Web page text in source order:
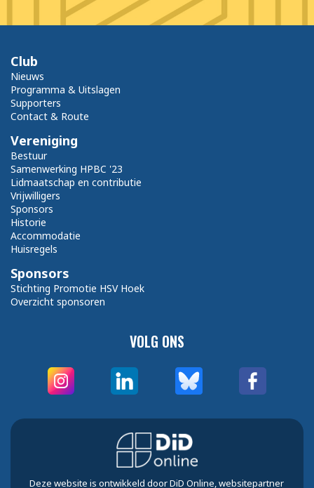
VOLG ONS
Club
Nieuws
Programma & Uitslagen
Supporters
Contact & Route
Vereniging
Bestuur
Samenwerking HPBC '23
Lidmaatschap en contributie
Vrijwilligers
Sponsors
Historie
Accommodatie
Huisregels
Sponsors
Stichting Promotie HSV Hoek
Overzicht sponsoren
Deze website is ontwikkeld door DiD Online, websitepartner